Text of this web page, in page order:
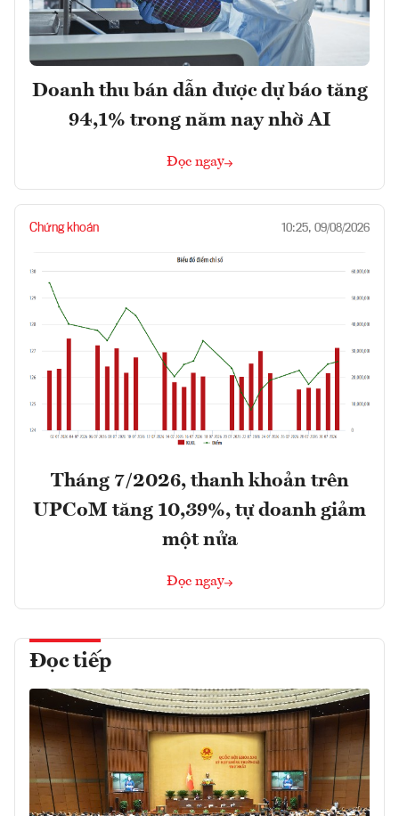
Doanh thu bán dẫn được dự báo tăng
94,1% trong năm nay nhờ AI
Đọc ngay
Chứng khoán 10:25, 09/08/2026
Tháng 7/2026, thanh khoản trên
UPCoM tăng 10,39%, tự doanh giảm
một nửa
Đọc ngay
Đọc tiếp